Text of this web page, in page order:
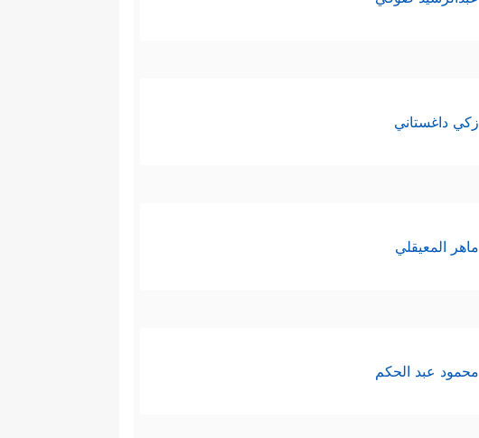
زكي داغستاني
ماهر المعيقلي
محمود عبد الحكم